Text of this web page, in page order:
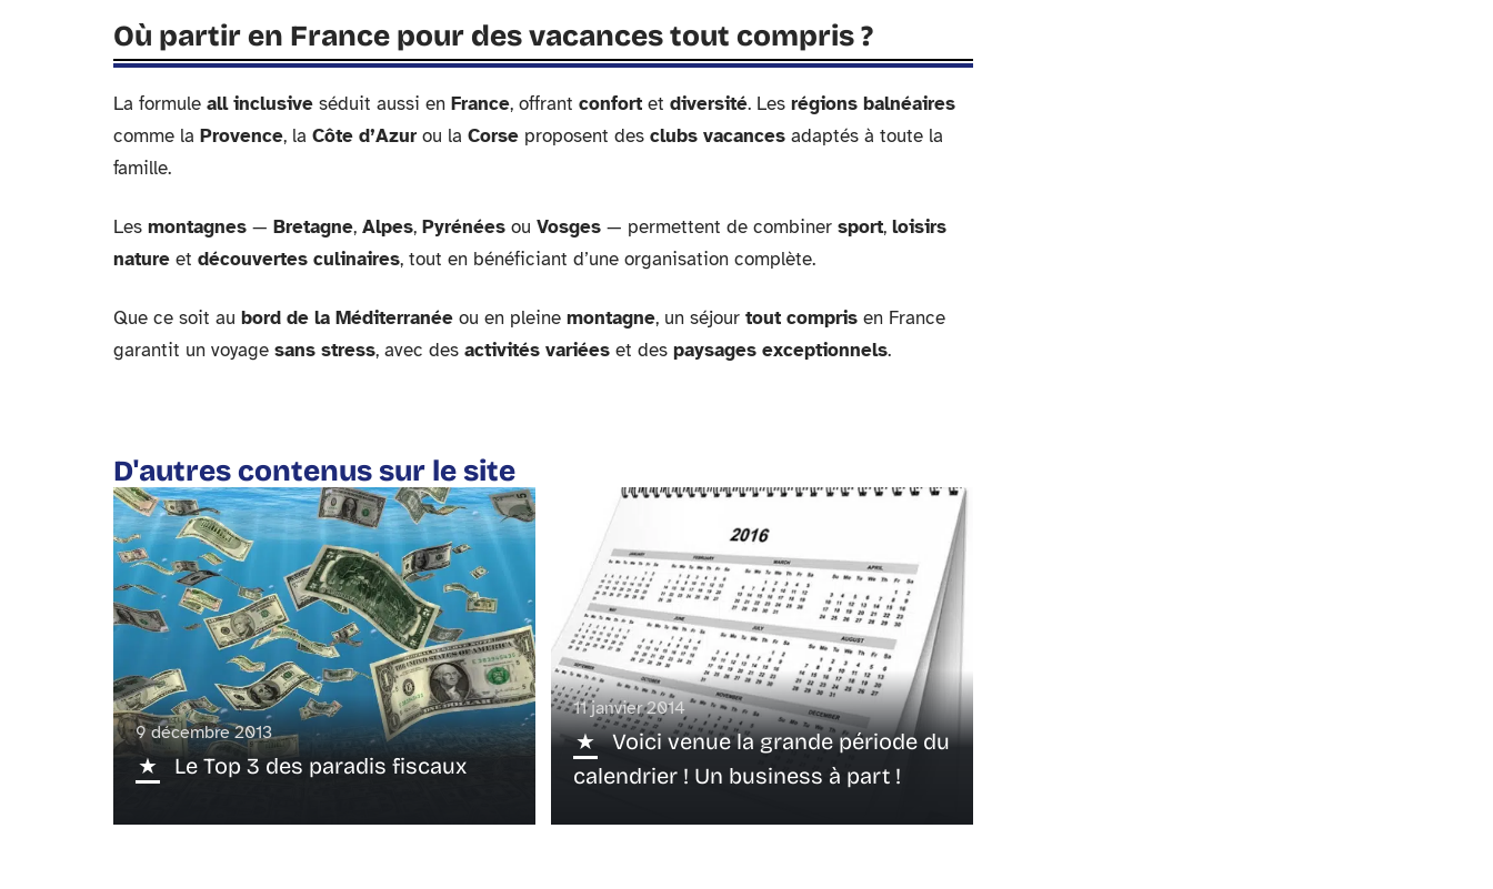
Où partir en France pour des vacances tout compris ?
La formule all inclusive séduit aussi en France, offrant confort et diversité. Les régions balnéaires
comme la Provence, la Côte d’Azur ou la Corse proposent des clubs vacances adaptés à toute la
famille.
Les montagnes — Bretagne, Alpes, Pyrénées ou Vosges — permettent de combiner sport, loisirs
nature et découvertes culinaires, tout en bénéficiant d’une organisation complète.
Que ce soit au bord de la Méditerranée ou en pleine montagne, un séjour tout compris en France
garantit un voyage sans stress, avec des activités variées et des paysages exceptionnels.
D'autres contenus sur le site
9 décembre 2013
Le Top 3 des paradis fiscaux
11 janvier 2014
Voici venue la grande période du
calendrier ! Un business à part !